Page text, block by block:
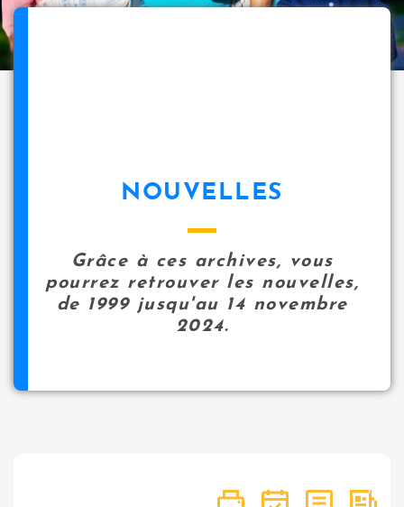
NOUVELLES
Grâce à ces archives, vous
pourrez retrouver les nouvelles,
de 1999 jusqu'au 14 novembre
2024.